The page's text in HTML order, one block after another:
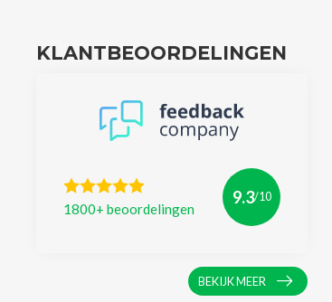
KLANTBEOORDELINGEN
1800+ beoordelingen
9.3/10
BEKIJK MEER